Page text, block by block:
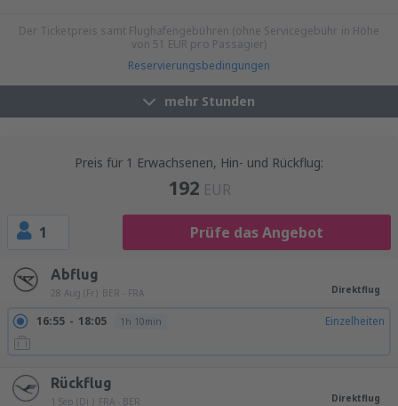
Der Ticketpreis samt Flughafengebühren (ohne Servicegebühr in Höhe
von 51 EUR pro Passagier)
Reservierungsbedingungen
mehr Stunden
Preis für 1 Erwachsenen, Hin- und Rückflug:
192 EUR
1 Prüfe das Angebot
Abflug
28 Aug (Fr.) BER - FRA Direktflug
16:55 18:05 1h 10min Einzelheiten
Rückflug
1 Sep (Di.) FRA - BER Direktflug